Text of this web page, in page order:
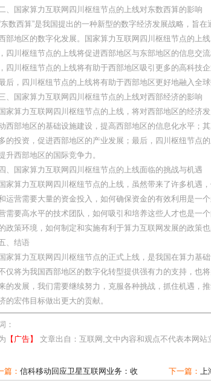
、国家算力互联网四川枢纽节点的上线对东数西算的影响
东数西算”是我国提出的一种新型的数字经济发展战略，旨
部地区的数字化发展。国家算力互联网四川枢纽节点的上线
四川枢纽节点的上线将促进西部地区与东部地区的信息交
四川枢纽节点的上线将有助于西部地区吸引更多的高科技
后，四川枢纽节点的上线将有助于西部地区更好地融入全
、国家算力互联网四川枢纽节点的上线对西部经济的影响
国家算力互联网四川枢纽节点的上线，将对西部地区的经济
西部地区的基础设施建设，提高西部地区的信息化水平；
的投资，促进西部地区的产业发展；最后，四川枢纽节点
升西部地区的国际竞争力。
四、国家算力互联网四川枢纽节点的上线面临的挑战与机遇
国家算力互联网四川枢纽节点的上线，虽然带来了许多机遇
运营需要大量的资金投入，如何确保资金的有效利用是一
需要高水平的技术团队，如何吸引和培养这些人才也是一
政策环境，如何制定和实施有利于算力互联网发展的政策也
、结语
国家算力互联网四川枢纽节点的正式上线，是我国在算力基
仅将为我国西部地区的数字化转型提供强有力的支持，也
的发展，我们需要继续努力，克服各种挑战，抓住机遇，
的宏伟目标做出更大的贡献。
：
【广告】
文章出自：互联网,文中内容和观点不代表本网
篇： 信科移动回应卫星互联网业务：收 下一篇： 上